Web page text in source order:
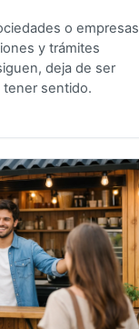
o empresas
y trámites
deja de ser
sentido.